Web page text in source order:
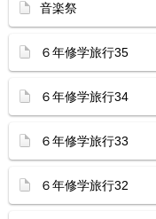
音楽祭
６年修学旅行35
６年修学旅行34
６年修学旅行33
６年修学旅行32